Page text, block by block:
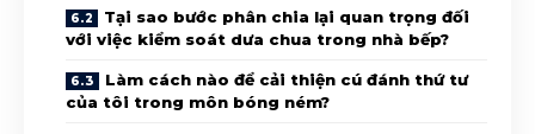
Tại sao bước phân chia lại quan trọng đối
với việc kiểm soát dưa chua trong nhà bếp?
Làm cách nào để cải thiện cú đánh thứ tư
của tôi trong môn bóng ném?